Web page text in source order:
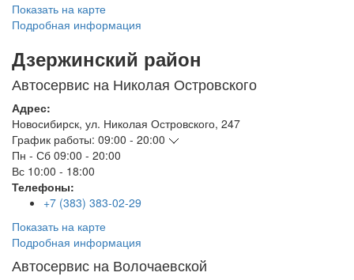
Показать на карте
Подробная информация
Дзержинский район
Автосервис на Николая Островского
Адрес:
Новосибирск, ул. Николая Островского, 247
График работы: 09:00 - 20:00
Пн - Сб 09:00 - 20:00
Вс 10:00 - 18:00
Телефоны:
+7 (383) 383-02-29
Показать на карте
Подробная информация
Автосервис на Волочаевской